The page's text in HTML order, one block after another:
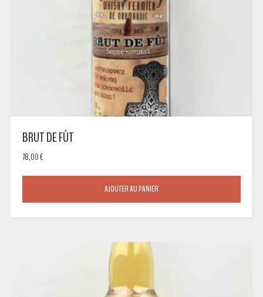
BRUT DE FÛT
78,00€
AJOUTER AU PANIER